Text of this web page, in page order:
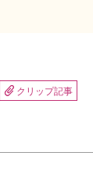
クリップ記事